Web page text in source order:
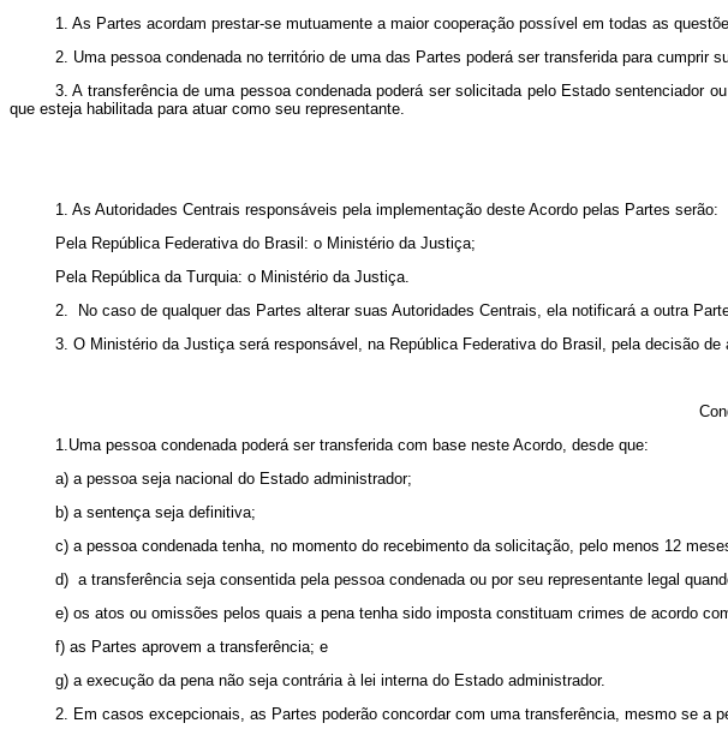
1. As Partes acordam prestar-se mutuamente a maior cooperação possível em todas as
2. Uma pessoa condenada no território de uma das Partes poderá ser transferida para cumprir
3. A transferência de uma pessoa condenada poderá ser solicitada pelo Estado sentenciador
que esteja habilitada para atuar como seu representante.
1. As Autoridades Centrais responsáveis pela implementação deste Acordo pelas Partes serão:
Pela República Federativa do Brasil: o Ministério da Justiça;
Pela República da Turquia: o Ministério da Justiça.
2. No caso de qualquer das Partes alterar suas Autoridades Centrais, ela notificará a outra
3. O Ministério da Justiça será responsável, na República Federativa do Brasil, pela decisão
1.Uma pessoa condenada poderá ser transferida com base neste Acordo, desde que:
a) a pessoa seja nacional do Estado administrador;
b) a sentença seja definitiva;
c) a pessoa condenada tenha, no momento do recebimento da solicitação, pelo menos 12
d) a transferência seja consentida pela pessoa condenada ou por seu representante legal
e) os atos ou omissões pelos quais a pena tenha sido imposta constituam crimes de acordo
f) as Partes aprovem a transferência; e
g) a execução da pena não seja contrária à lei interna do Estado administrador.
2. Em casos excepcionais, as Partes poderão concordar com uma transferência, mesmo se a